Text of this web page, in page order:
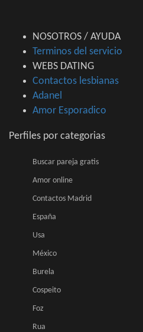
NOSOTROS / AYUDA
Terminos del servicio
WEBS DATING
Contactos lesbianas
Adanel
Amor Esporadico
Perfiles por categorias
Buscar pareja gratis
Amor online
Contactos Madrid
España
Usa
México
Burela
Cospeito
Foz
Rua